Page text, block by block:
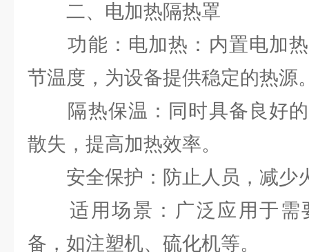
二、电加热隔热罩
功能：电加热：内置电加热
节温度，为设备提供稳定的热源
隔热保温：同时具备良好的
散失，提高加热效率。
安全保护：防止人员，减少
适用场景：广泛应用于需
备，如注塑机、硫化机等。